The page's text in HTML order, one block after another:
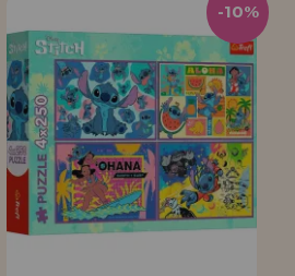
-10%